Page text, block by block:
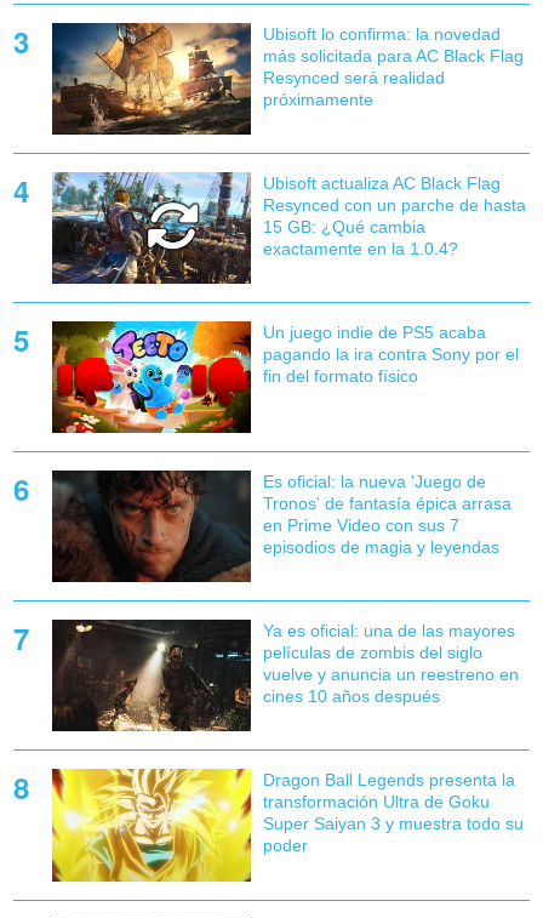
Ubisoft lo confirma: la novedad
más solicitada para AC Black Flag
Resynced será realidad
próximamente
Ubisoft actualiza AC Black Flag
Resynced con un parche de hasta
15 GB: ¿Qué cambia
exactamente en la 1.0.4?
Un juego indie de PS5 acaba
pagando la ira contra Sony por el
fin del formato físico
Es oficial: la nueva 'Juego de
Tronos' de fantasía épica arrasa
en Prime Video con sus 7
episodios de magia y leyendas
Ya es oficial: una de las mayores
películas de zombis del siglo
vuelve y anuncia un reestreno en
cines 10 años después
Dragon Ball Legends presenta la
transformación Ultra de Goku
Super Saiyan 3 y muestra todo su
poder